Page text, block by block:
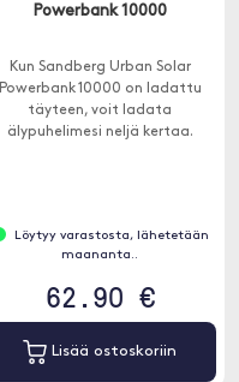
Powerbank 10000
Kun Sandberg Urban Solar
Powerbank 10000 on ladattu
täyteen, voit ladata
älypuhelimesi neljä kertaa.
Löytyy varastosta, lähetetään
maananta..
62.90 €
Lisää ostoskoriin